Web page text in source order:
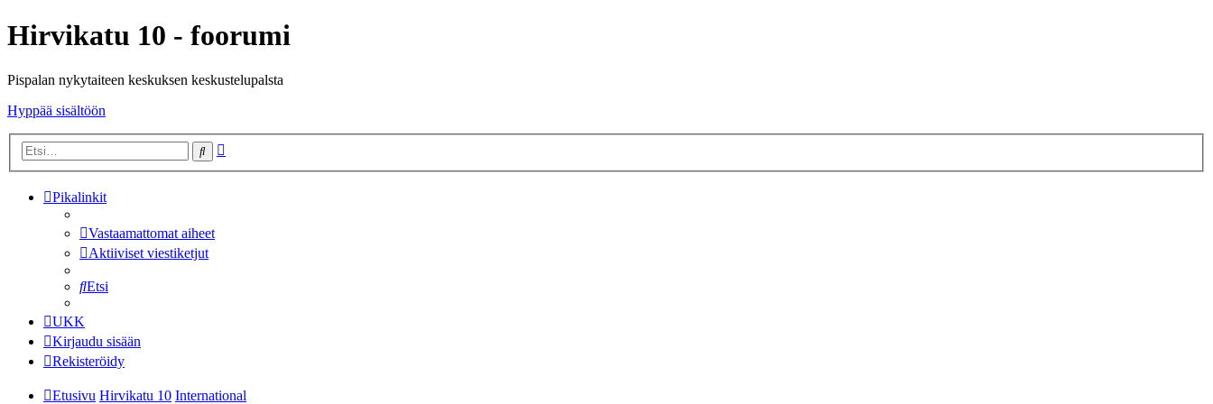
Hirvikatu 10 - foorumi
Pispalan nykytaiteen keskuksen keskustelupalsta
Hyppää sisältöön
Etsi
Pikalinkit
Vastaamattomat aiheet
Aktiiviset viestiketjut
Etsi
UKK
Kirjaudu sisään
Rekisteröidy
Etusivu Hirvikatu 10 International